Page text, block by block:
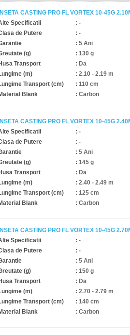
CASTING PRO FL VORTEX 10-45G
Specificatii
: -
de Putere
: -
: 5 Ani
(g)
: 130 g
Transport
: Da
(m)
: 2.10 - 2.19 m
Transport (cm)
: 110 cm
Blank
: Carbon
CASTING PRO FL VORTEX 10-45G
Specificatii
: -
de Putere
: -
: 5 Ani
(g)
: 145 g
Transport
: Da
(m)
: 2.40 - 2.49 m
Transport (cm)
: 125 cm
Blank
: Carbon
CASTING PRO FL VORTEX 10-45G
Specificatii
: -
de Putere
: -
: 5 Ani
(g)
: 150 g
Transport
: Da
(m)
: 2.70 - 2.79 m
Transport (cm)
: 140 cm
Blank
: Carbon